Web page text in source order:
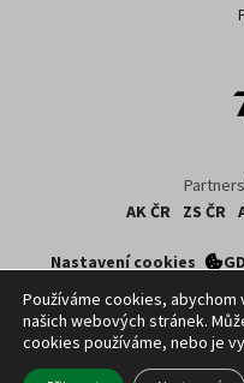
AK ČR
ZS ČR
Nastavení cookies
Copyright ©2026 ČTK. Profi
jejichž obsah je chráněn
zpřístupňování tohoto obsahu či
Používáme cookies,
našich webových stránek.
cookies používáme, nebo je